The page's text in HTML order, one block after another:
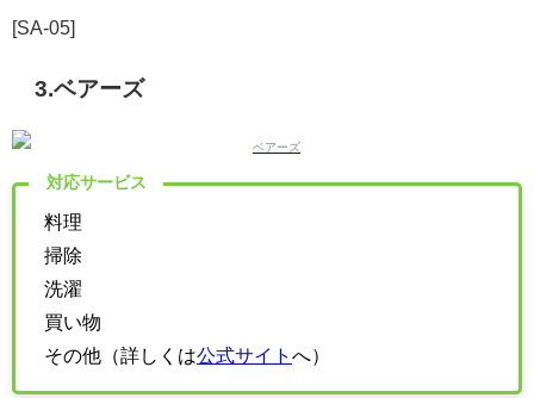
[SA-05]
3.ベアーズ
対応サービス
料理
掃除
洗濯
買い物
その他（詳しくは公式サイト へ）